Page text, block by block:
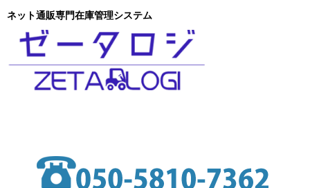
ネット通販専門在庫管理システム